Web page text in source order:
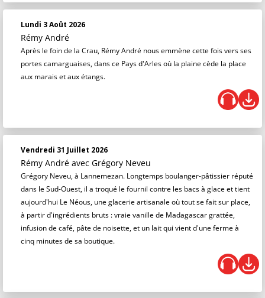
Lundi 3 Août 2026
Rémy André
Après le foin de la Crau, Rémy André nous emmène cette fois vers ses
portes camarguaises, dans ce Pays d'Arles où la plaine cède la place
aux marais et aux étangs.
Vendredi 31 Juillet 2026
Rémy André avec Grégory Neveu
Grégory Neveu, à Lannemezan. Longtemps boulanger-pâtissier réputé
dans le Sud-Ouest, il a troqué le fournil contre les bacs à glace et tient
aujourd'hui Le Néous, une glacerie artisanale où tout se fait sur place,
à partir d'ingrédients bruts : vraie vanille de Madagascar grattée,
infusion de café, pâte de noisette, et un lait qui vient d'une ferme à
cinq minutes de sa boutique.